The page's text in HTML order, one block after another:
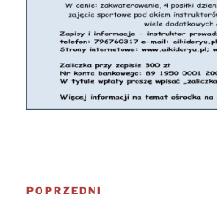
Poprzedni
POPRZEDNI